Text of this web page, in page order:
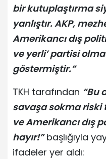
bir kutuplaştırma
yanlıştır. AKP,
Amerikancı dış
ve yerli’ partisi
göstermiştir.”
TKH tarafından “Bu
savaşa sokma riski
ve Amerikancı dış
hayır!”başlığıyla
ifadeler yer aldı: